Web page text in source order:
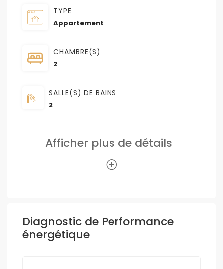
TYPE
Appartement
CHAMBRE(S)
2
SALLE(S) DE BAINS
2
Diagnostic de Performance
énergétique